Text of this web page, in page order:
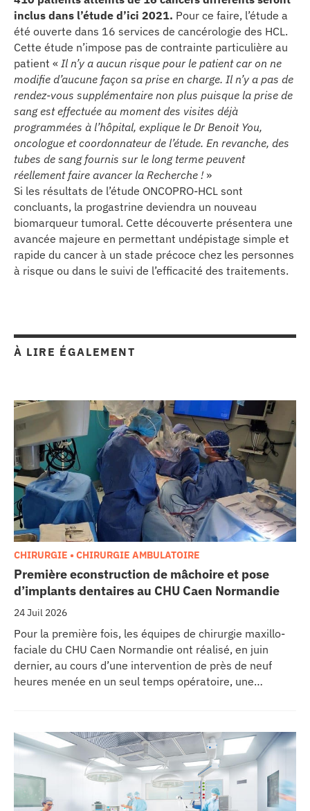
inclus dans l’étude d’ici 2021. Pour ce faire, l’étude a
été ouverte dans 16 services de cancérologie des HCL.
Cette étude n’impose pas de contrainte particulière au
patient « Il n’y a aucun risque pour le patient car on ne
modifie d’aucune façon sa prise en charge. Il n’y a pas de
rendez-vous supplémentaire non plus puisque la prise de
sang est effectuée au moment des visites déjà
programmées à l’hôpital, explique le Dr Benoit You,
oncologue et coordonnateur de l’étude. En revanche, des
tubes de sang fournis sur le long terme peuvent
réellement faire avancer la Recherche ! »
Si les résultats de l’étude ONCOPRO-HCL sont
concluants, la progastrine deviendra un nouveau
biomarqueur tumoral. Cette découverte présentera une
avancée majeure en permettant undépistage simple et
rapide du cancer à un stade précoce chez les personnes
à risque ou dans le suivi de l’efficacité des traitements.
À LIRE ÉGALEMENT
Première econstruction de mâchoire et pose
d’implants dentaires au CHU Caen Normandie
24 Juil 2026
CHIRURGIE • CHIRURGIE AMBULATOIRE
Pour la première fois, les équipes de chirurgie maxillo-
faciale du CHU Caen Normandie ont réalisé, en juin
dernier, au cours d’une intervention de près de neuf
heures menée en un seul temps opératoire, une